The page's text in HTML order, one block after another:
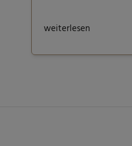
weiterlesen